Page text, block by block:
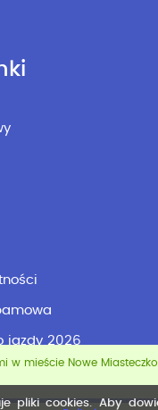
w mieście Nowe
jazdy 2026
pliki cookies. Aby